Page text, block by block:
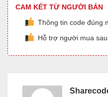
CAM KẾT TỪ NGƯỜI BÁN
Thông tin code đúng
Hỗ trợ người mua